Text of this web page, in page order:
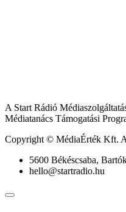
A Start Rádió
Médiatanács Támogatási
Copyright © MédiaÉrték Kft.
5600 Békéscsaba,
hello@startradio.hu